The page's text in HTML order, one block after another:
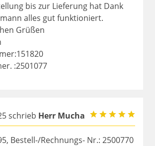
bis zur Lieferung hat Dank
alles gut funktioniert.
Grüßen
:2501077
schrieb Herr Mucha
Bestell-/Rechnungs- Nr.: 2500770